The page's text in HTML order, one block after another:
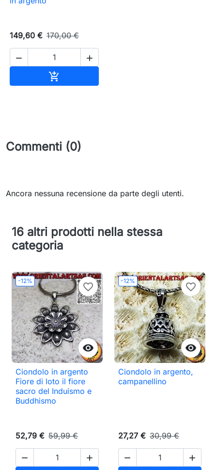
149,60 € 170,00 €
 

Commenti (0)
Ancora nessuna recensione da parte degli utenti.
16 altri prodotti nella stessa
categoria
-12%

favorite_border
Ciondolo in argento
Fiore di loto il fiore
sacro del Induismo e
Buddhismo
52,79 € 59,99 €
 
-12%

favorite_border
Ciondolo in argento,
campanellino
27,27 € 30,99 €
 